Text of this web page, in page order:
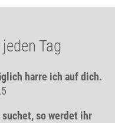
Tag
harre ich auf dich.
so werdet ihr